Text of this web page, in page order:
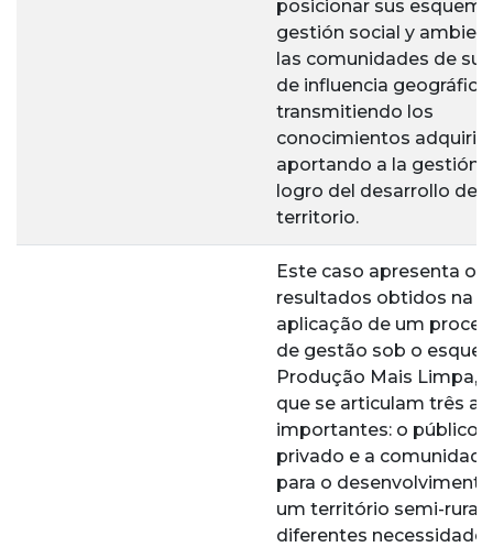
posicionar sus
gestión social y
las comunidades de su
de influencia geográfica,
transmitiendo los
conocimientos
aportando a la gestión y
logro del desarrollo del
territorio.
Este caso apresenta os
resultados obtidos na
aplicação de um
de gestão sob o
Produção Mais Limpa,
que se articulam três
importantes: o público,
privado e a
para o
um território semi-rural,
diferentes